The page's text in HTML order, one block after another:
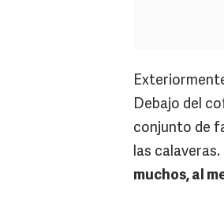
Debajo del
conjunto de
las calaveras.
muchos, al